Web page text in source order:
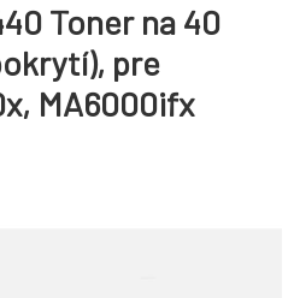
Toner na 40
pre
MA6000ifx